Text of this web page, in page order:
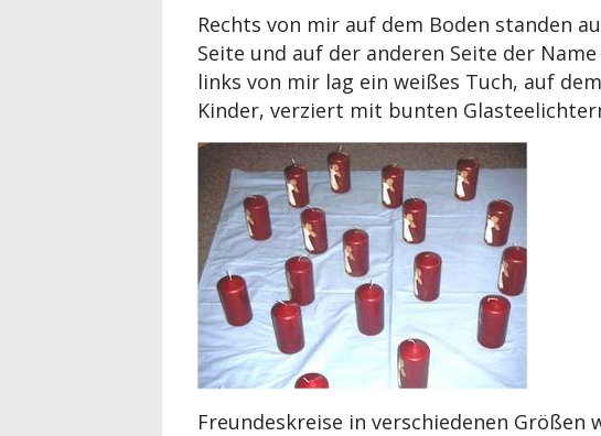
Rechts von mir auf dem Boden standen
Seite und auf der anderen Seite der
links von mir lag ein weißes Tuch, auf
Kinder, verziert mit bunten
Freundeskreise in verschiedenen